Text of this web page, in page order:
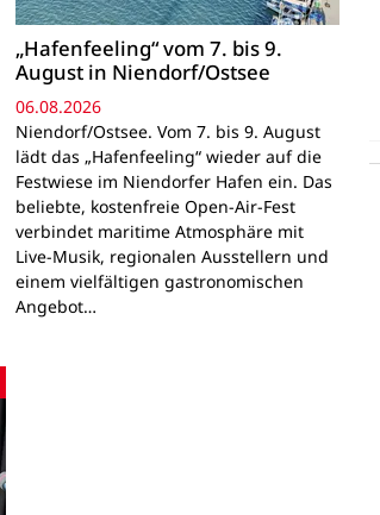
„Hafenfeeling“ vom 7. bis 9.
August in Niendorf/Ostsee
06.08.2026
Niendorf/Ostsee. Vom 7. bis 9. August
lädt das „Hafenfeeling“ wieder auf die
Festwiese im Niendorfer Hafen ein. Das
beliebte, kostenfreie Open-Air-Fest
verbindet maritime Atmosphäre mit
Live-Musik, regionalen Ausstellern und
einem vielfältigen gastronomischen
Angebot…